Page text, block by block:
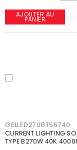
AJOUTER AU
PANIER
GELLED270BT56740
CURRENT LIGHTING
TYPE B270W 40K